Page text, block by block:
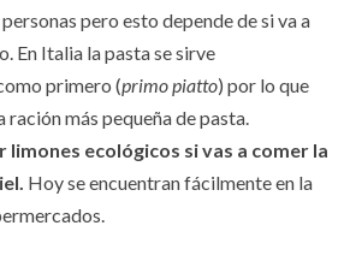
pero esto depende de si va a
En Italia la pasta se sirve
primero (primo piatto) por lo que
ración más pequeña de pasta.
limones ecológicos si vas a comer la
Hoy se encuentran fácilmente en la